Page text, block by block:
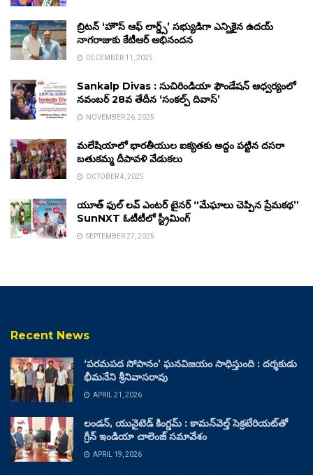
బ్రిటన్ ‘హౌస్ ఆఫ్ లార్డ్స్’ సభ్యుడిగా ఎన్నికైన ఉదయ్
నాగరాజుకు కేటీఆర్ అభినందన
DECEMBER 11, 2025
Sankalp Divas : సుచిరిండియా ఫౌండేషన్ ఆధ్వర్యంలో
నవంబర్ 28వ తేదీన ‘సంకల్ప్ దివాస్’
NOVEMBER 26, 2025
మలేషియాలో భారతీయుల ఐక్యతకు అద్దం పట్టిన దసరా
బతుకమ్మ దీపావళి వేడుకలు
OCTOBER 4, 2025
యూత్ ఫుల్ లవ్ ఎంటర్ టైనర్ “మేఘాలు చెప్పిన ప్రేమకథ”
SunNXT ఓటీటీలో స్ట్రీమింగ్
SEPTEMBER 27, 2025
Recent News
‘పరమపద సోపానం’ ఘనవిజయం సాధిస్తుంది : దర్శకుడు
భీమనేని శ్రీనివాసరావు
APRIL 21, 2026
లండన్, యునైటెడ్ కింగ్డమ్ : కామన్‌వెల్త్ సెక్రటేరియట్‌తో
గ్రీన్ ఇండియా చాలెంజ్ సమావేశం
APRIL 19, 2026